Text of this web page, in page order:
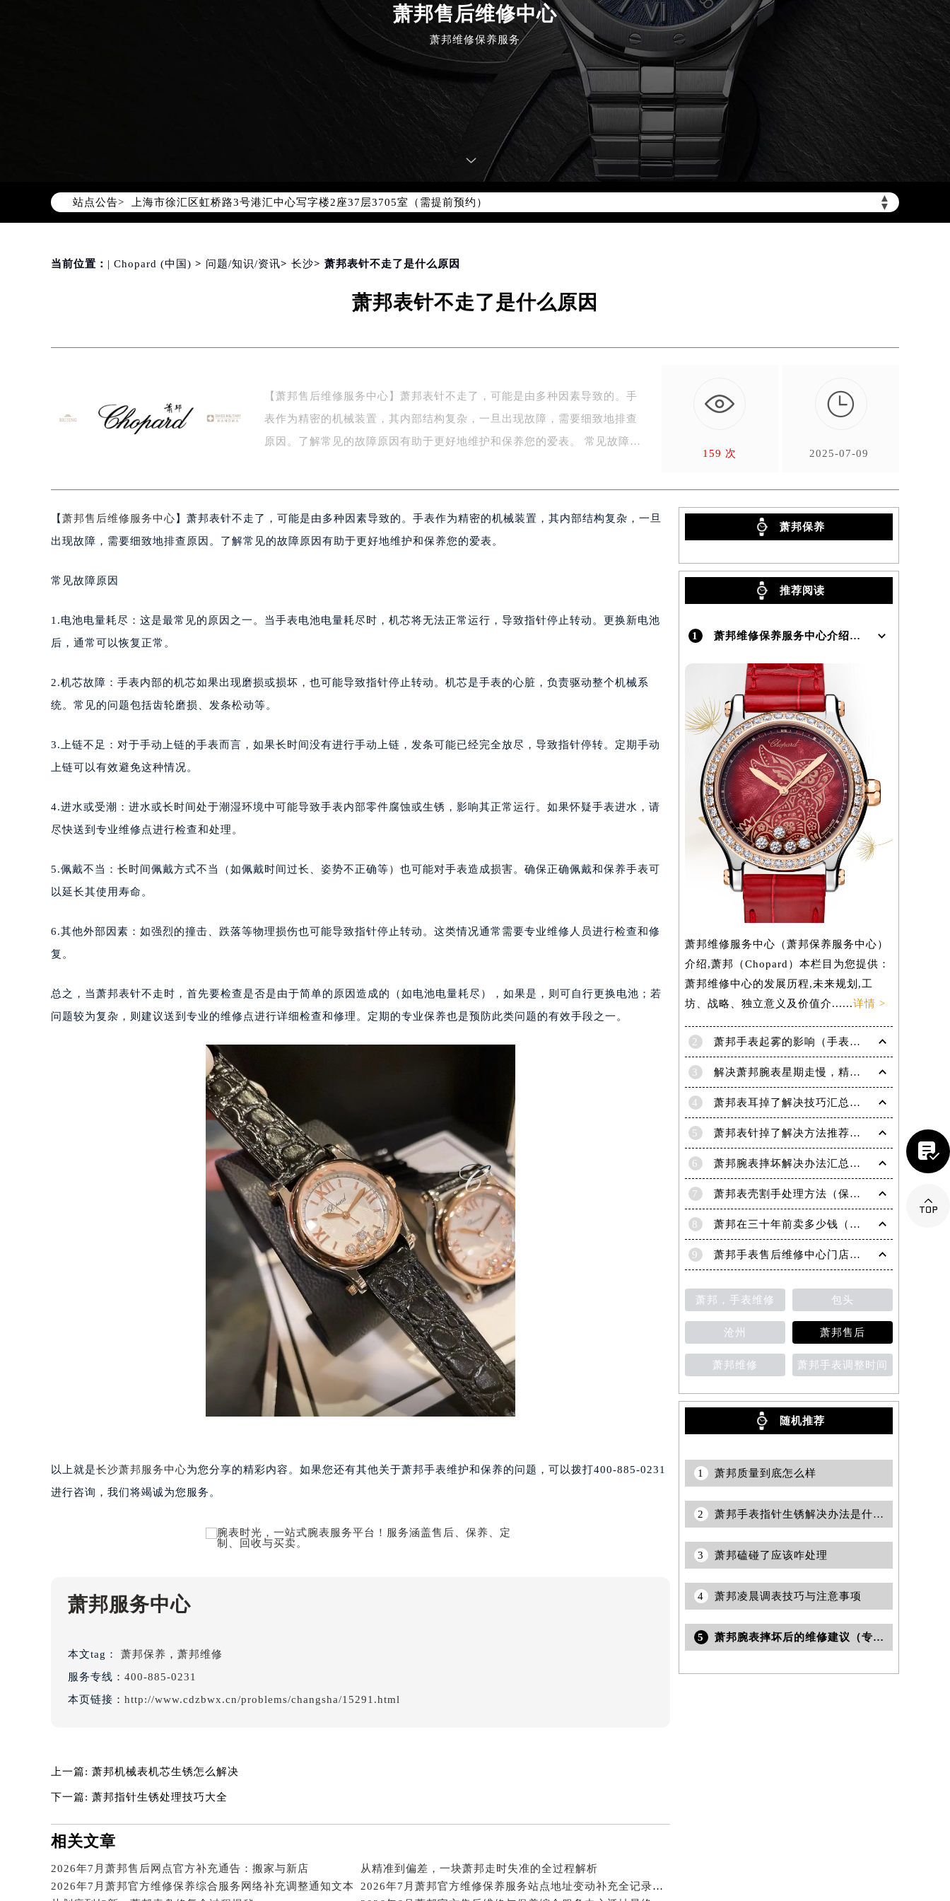
萧邦售后维修中心
萧邦维修保养服务
站点公告> ▲
▼
2026年8月萧邦中国区售后服务网络优化升级公告
2026年8月萧邦全国官方售后客户服务热线：400-885-0231
萧邦官方全国统一服务热线400-885-0231，服务覆盖中国大陆、香港、澳门、台湾全部区域（非大陆需加拨“+86”）
2026年8月萧邦售后服务中心最新网点地址：
北京市朝阳区建国门外大街甲6号华熙国际中心写字楼D座11层1102室（北京总部）（需提前预约）
北京市东城区东长安街1号东方广场写字楼W3座6层602室（需提前预约）
天津市和平区赤峰道136号天津国际金融中心写字楼26层2603室（需提前预约）
上海市徐汇区虹桥路3号港汇中心写字楼2座37层3705室（需提前预约）
上海市黄浦区南京东路299号宏伊国际广场写字楼8层806室（需提前预约）
常州市新北区龙锦路1590号现代传媒中心写字楼5号楼10层1008室（需提前预约）
扬州市邗江区国展路29号星耀天地写字楼1号楼18层1803室（需提前预约）
金华市金东区东市南街777号金华万达广场写字楼4号楼22层2209室（需提前预约）
绍兴市越城区胜利东路379号世茂天际中心写字楼8层805室（需提前预约）
嘉兴市南湖区广益路705号嘉兴世界贸易中心写字楼A座13层1304室（需提前预约）
广州市越秀区环市东路371-375号世界贸易中心大厦南塔写字楼15层07室（需提前预约）
深圳市罗湖区深南东路5001号华润大厦写字楼17层1701室（需提前预约）
成都市锦江区人民东路6号SAC东原中心写字楼24层2406B室（需提前预约）
重庆市江北区观音桥步行街2号融恒时代广场写字楼9层902室（需提前预约）
郑州市二七区铭功路10号华润大厦写字楼29层2905室（需提前预约）
温州市鹿城区锦绣路1067号置信广场10层1015室（需提前预约）
大连市中山区人民路15号国际金融大厦7层G室（需提前预约）
佛山市禅城区季华五路57号万科金融中心C座12层1205室（需提前预约）
无锡市梁溪区人民中路139号恒隆广场写字楼1座11层1104室（需提前预约）
南通市崇川区工农路57号圆融广场写字楼16层1603室（需提前预约）
武汉市江汉区解放大道686号世界贸易大厦38层09室（需提前预约）
泉州市丰泽区宝洲路729号浦西万达中心写字楼A座7楼709室（需提前预约）
青岛市南区山东路6号华润大厦B座22层04室（需提前预约）
长春市朝阳区西安大路727号中银大厦A座(旺进大厦)18层09室（需提前预约）
贵阳市南明区都司高架桥路33号亨特国际金融中心14楼14D（需提前预约）
昆明市盘龙区北京路928号同德昆明广场写字楼10层06室（需提前预约）
石家庄市长安区中山东路39号勒泰中心写字楼B座13层07室（需提前预约）
西安市碑林区南关正街88号华侨城长安国际中心E座6楼10室（需提前预约）
海口市龙华区金贸东路5号海口华润大厦B座17层1707室（需提前预约）
唐山市路南区新华东道100号万达广场写字楼A座10层1002室（需提前预约）
台州市椒江区东海大道1800号腾达中心东1幢20楼2002室（需提前预约）
内蒙古自治区呼和浩特市玉泉区大学西街70号华润万象城写字楼（鄂尔多斯大厦）23层2326室（需提前预约）
甘肃省兰州市七里河区西津西路16号兰州中心写字楼21层2102室（需提前预约）
重庆市解放碑渝中区民权路28号英利国际金融中心写字楼20层01室（需提前预约）
黑龙江省大庆市萨尔图区会战大街萧邦售后服务中心（需提前预约）
黑龙江省鹤岗市向阳区红军路萧邦售后服务中心（需提前预约）
黑龙江省黑河市爱辉区中央街萧邦售后服务中心（需提前预约）
黑龙江省鸡西市鸡冠区红军路萧邦售后服务中心（需提前预约）
黑龙江省佳木斯市向阳区长安路萧邦售后服务中心（需提前预约）
黑龙江省牡丹江市东安区太平路萧邦售后服务中心（需提前预约）
黑龙江省七台河市桃山区大同街萧邦售后服务中心（需提前预约）
黑龙江省齐齐哈尔市龙沙区龙华路萧邦售后服务中心（需提前预约）
黑龙江省伊春市伊美区通河路萧邦售后服务中心（需提前预约）
吉林省白城市洮北区明仁南街萧邦售后服务中心（需提前预约）
吉林省吉林市船营区河南街萧邦售后服务中心（需提前预约）
吉林省辽源市龙山区人民大街萧邦售后服务中心（需提前预约）
吉林省松原市宁江区五环大街萧邦售后服务中心（需提前预约）
吉林省延边市延吉市解放路萧邦售后服务中心（需提前预约）
辽宁省朝阳市双塔区新华路萧邦售后服务中心（需提前预约）
辽宁省阜新市海州区解放大街萧邦售后服务中心（需提前预约）
辽宁省锦州市古塔区中央大街萧邦售后服务中心（需提前预约）
辽宁省辽阳市白塔区新运大街萧邦售后服务中心（需提前预约）
辽宁省铁岭市银州区南马路萧邦售后服务中心（需提前预约）
辽宁省营口市站前区市府路与渤海大街交叉口萧邦售后服务中心（需提前预约）
当前位置： | Chopard (中国) > 问题/知识/资讯> 长沙> 萧邦表针不走了是什么原因
萧邦表针不走了是什么原因
【萧邦售后维修服务中心】萧邦表针不走了，可能是由多种因素导致的。手
表作为精密的机械装置，其内部结构复杂，一旦出现故障，需要细致地排查
原因。了解常见的故障原因有助于更好地维护和保养您的爱表。 常见故障
159 次

2025-07-09
【萧邦售后维修服务中心】萧邦表针不走了，可能是由多种因素导致的。手表作为精密的机械装置，其内部结构复杂，一旦
出现故障，需要细致地排查原因。了解常见的故障原因有助于更好地维护和保养您的爱表。
常见故障原因
1.电池电量耗尽：这是最常见的原因之一。当手表电池电量耗尽时，机芯将无法正常运行，导致指针停止转动。更换新电池
后，通常可以恢复正常。
2.机芯故障：手表内部的机芯如果出现磨损或损坏，也可能导致指针停止转动。机芯是手表的心脏，负责驱动整个机械系
统。常见的问题包括齿轮磨损、发条松动等。
3.上链不足：对于手动上链的手表而言，如果长时间没有进行手动上链，发条可能已经完全放尽，导致指针停转。定期手动
上链可以有效避免这种情况。
4.进水或受潮：进水或长时间处于潮湿环境中可能导致手表内部零件腐蚀或生锈，影响其正常运行。如果怀疑手表进水，请
尽快送到专业维修点进行检查和处理。
5.佩戴不当：长时间佩戴方式不当（如佩戴时间过长、姿势不正确等）也可能对手表造成损害。确保正确佩戴和保养手表可
以延长其使用寿命。
6.其他外部因素：如强烈的撞击、跌落等物理损伤也可能导致指针停止转动。这类情况通常需要专业维修人员进行检查和修
复。
总之，当萧邦表针不走时，首先要检查是否是由于简单的原因造成的（如电池电量耗尽），如果是，则可自行更换电池；若
问题较为复杂，则建议送到专业的维修点进行详细检查和修理。定期的专业保养也是预防此类问题的有效手段之一。
以上就是长沙萧邦服务中心为您分享的精彩内容。如果您还有其他关于萧邦手表维护和保养的问题，可以拨打400-885-0231
进行咨询，我们将竭诚为您服务。
萧邦服务中心
本文tag： 萧邦保养 ， 萧邦维修
服务专线： 400-885-0231
本页链接： http://www.cdzbwx.cn/problems/changsha/15291.html
上一篇: 萧邦机械表机芯生锈怎么解决
下一篇: 萧邦指针生锈处理技巧大全
相关文章
2026年7月萧邦售后网点官方补充通告：搬家与新店
从精准到偏差，一块萧邦走时失准的全过程解析
2026年7月萧邦官方维修保养综合服务网络补充调整通知文本
2026年7月萧邦官方维修保养服务站点地址变动补充全记录文本
萧邦保养
推荐阅读
1 萧邦维修保养服务中心介绍 | Chopard
萧邦维修服务中心（萧邦保养服务中心）
介绍,萧邦（Chopard）本栏目为您提供：
萧邦维修中心的发展历程,未来规划,工
坊、战略、独立意义及价值介......详情 >
2 萧邦手表起雾的影响（手表起雾维护建议）
3 解决萧邦腕表星期走慢，精准调校秘籍在这里
4 萧邦表耳掉了解决技巧汇总（轻松修复爱表的小妙招）
5 萧邦表针掉了解决方法推荐（轻松修复你的爱表）
6 萧邦腕表摔坏解决办法汇总（专业修复与日常保养技巧）
7 萧邦表壳割手处理方法（保养与修复技巧指南）
8 萧邦在三十年前卖多少钱（名表价格变迁的历史洞察）
9 萧邦手表售后维修中心门店地址
萧邦，手表维修 包头
沧州 萧邦售后
萧邦维修 萧邦手表调整时间
随机推荐
1 萧邦质量到底怎么样
2 萧邦手表指针生锈解决办法是什么（有效保养与修复指南）
3 萧邦磕碰了应该咋处理
4 萧邦凌晨调表技巧与注意事项
5 萧邦腕表摔坏后的维修建议（专业保养与应急处理技巧）

